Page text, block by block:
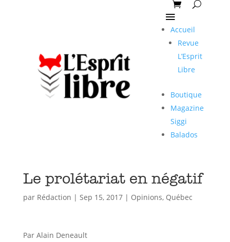
Accueil
Revue
L’Esprit
Libre
Boutique
Magazine
Siggi
Balados
Le prolétariat en négatif
par Rédaction | Sep 15, 2017| Opinions, Québec
Par Alain Deneault